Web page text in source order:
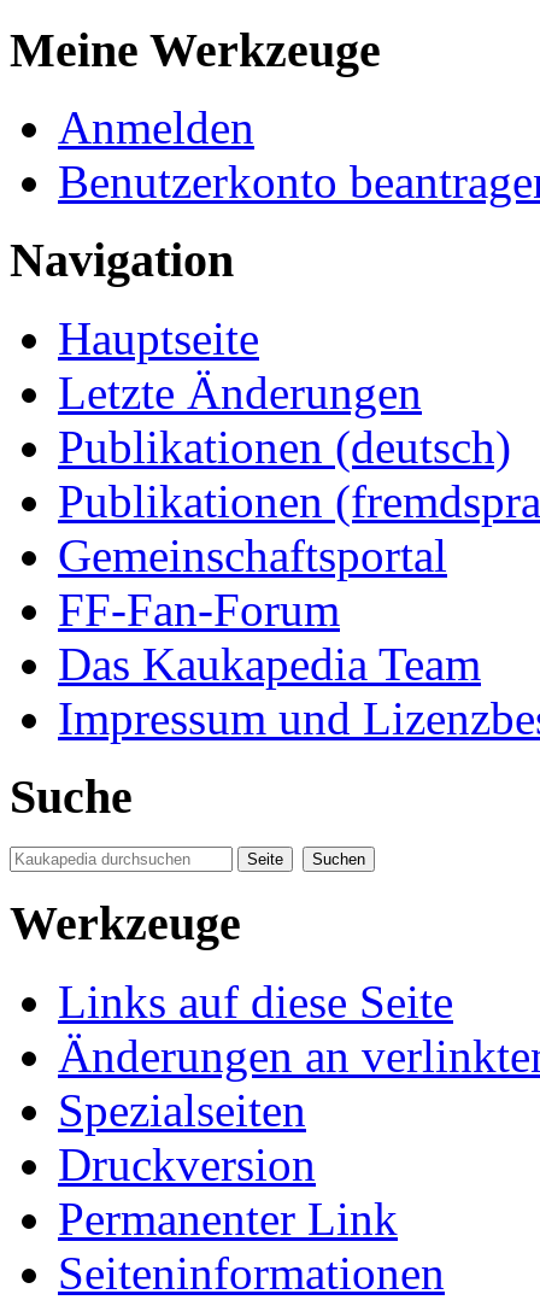
Meine Werkzeuge
Anmelden
Benutzerkonto
Navigation
Hauptseite
Letzte Änderungen
Publikationen (deutsch)
Publikationen
Gemeinschaftsportal
FF-Fan-Forum
Das Kaukapedia Team
Impressum und
Suche
Werkzeuge
Links auf diese Seite
Änderungen an
Spezialseiten
Druckversion
Permanenter Link
Seiten­informationen